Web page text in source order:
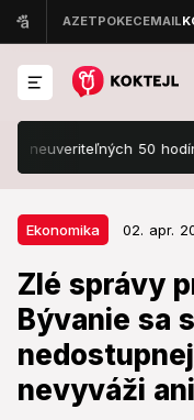
50 hodín:
Ekonomika 02. apr.
Zlé správy
Bývanie sa
nevyváži
Ekonomika 02.
Zlé správy
sa stáva
úrokov
Bývanie na
úrokových sadzieb